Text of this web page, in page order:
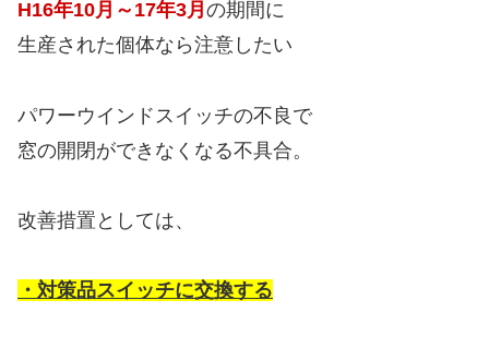
H16年10月～17年3月 の期間に
生産された個体なら注意したい
パワーウインドスイッチの不良で
窓の開閉ができなくなる不具合。
改善措置としては、
・対策品スイッチに交換する